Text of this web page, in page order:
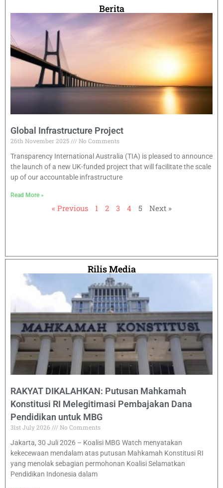
Berita
Global Infrastructure Project
26th November 2025
No Comments
Transparency International Australia (TIA) is pleased to announce
the launch of a new UK-funded project that will facilitate the scale
up of our accountable infrastructure
Read More »
« Previous 1 2 3 4 5 Next »
Rilis Media
RAKYAT DIKALAHKAN: Putusan Mahkamah
Konstitusi RI Melegitimasi Pembajakan Dana
Pendidikan untuk MBG
31st July 2026
No Comments
Jakarta, 30 Juli 2026 – Koalisi MBG Watch menyatakan
kekecewaan mendalam atas putusan Mahkamah Konstitusi RI
yang menolak sebagian permohonan Koalisi Selamatkan
Pendidikan Indonesia dalam